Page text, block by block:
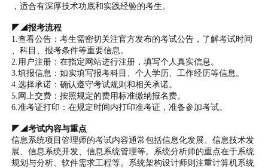
，适合有深厚技术功底和实践经验的考生。
◤◢报考流程
1.查看公告：考生需密切关注官方发布的考试公告，了解考试时间
、科目、报考条件等重要信息。
2.用户注册：在指定网站进行注册，填写个人真实信息。
3.填报信息：如实填写报考科目、个人学历、工作经历等信息。
4.选择承诺：确认遵守考试规则和相关承诺。
5.网上交费：按照规定的费用标准缴纳报名费。
6.准考证打印：在规定时间内打印准考证，准备参加考试。
◤◢考试内容与重点
信息系统项目管理师的考试内容通常包括信息化发展、信息技术发
展、信息系统开发、信息系统管理等。系统分析师的重点在于系统
规划与分析、软件需求工程等。系统架构设计师则注重计算机系统